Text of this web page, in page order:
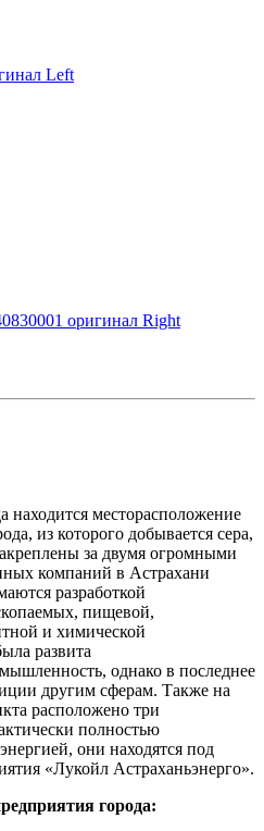
Left
оригинал Right
находится месторасположение
из которого добывается сера,
за двумя огромными
компаний в Астрахани
разработкой
пищевой,
и химической
развита
однако в последнее
другим сферам. Также на
расположено три
полностью
они находятся под
«Лукойл Астраханьэнерго».
города: